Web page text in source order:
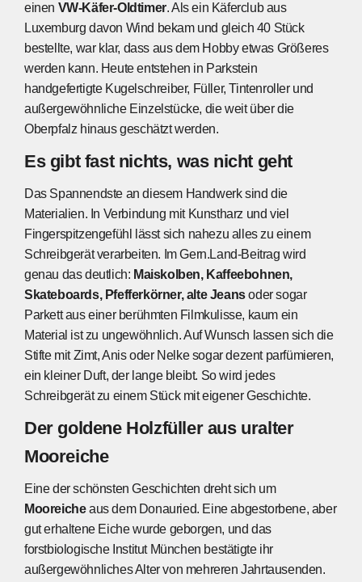
einen VW-Käfer-Oldtimer. Als ein Käferclub aus
Luxemburg davon Wind bekam und gleich 40 Stück
bestellte, war klar, dass aus dem Hobby etwas Größeres
werden kann. Heute entstehen in Parkstein
handgefertigte Kugelschreiber, Füller, Tintenroller und
außergewöhnliche Einzelstücke, die weit über die
Oberpfalz hinaus geschätzt werden.
Es gibt fast nichts, was nicht geht
Das Spannendste an diesem Handwerk sind die
Materialien. In Verbindung mit Kunstharz und viel
Fingerspitzengefühl lässt sich nahezu alles zu einem
Schreibgerät verarbeiten. Im Gern.Land-Beitrag wird
genau das deutlich: Maiskolben, Kaffeebohnen,
Skateboards, Pfefferkörner, alte Jeansoder sogar
Parkett aus einer berühmten Filmkulisse, kaum ein
Material ist zu ungewöhnlich. Auf Wunsch lassen sich die
Stifte mit Zimt, Anis oder Nelke sogar dezent parfümieren,
ein kleiner Duft, der lange bleibt. So wird jedes
Schreibgerät zu einem Stück mit eigener Geschichte.
Der goldene Holzfüller aus uralter
Mooreiche
Eine der schönsten Geschichten dreht sich um
Mooreicheaus dem Donauried. Eine abgestorbene, aber
gut erhaltene Eiche wurde geborgen, und das
forstbiologische Institut München bestätigte ihr
außergewöhnliches Alter von mehreren Jahrtausenden.